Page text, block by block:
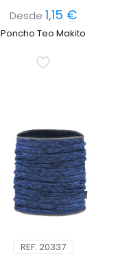
Desde1,15 €
Poncho Teo Makito
REF: 20337